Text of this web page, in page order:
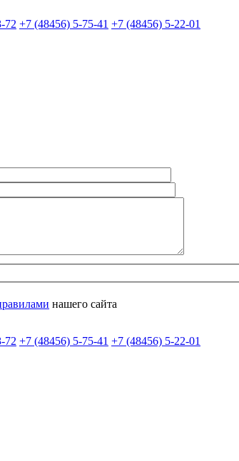
72 +7 (48456) 5-75-41 +7 (48456) 5-22-01
нашего сайта
72 +7 (48456) 5-75-41 +7 (48456) 5-22-01